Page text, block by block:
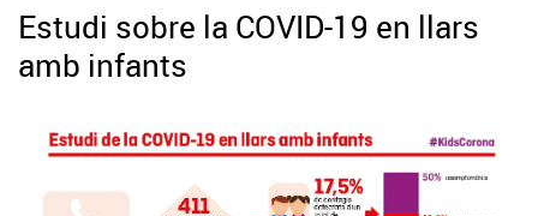
Estudi sobre la COVID-19 en llars
amb infants